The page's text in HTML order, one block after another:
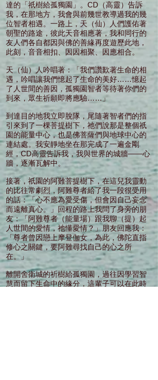
達的「祇樹給孤獨園」。CD（高靈）告訴
我，在那地方，我會與前幾世教導過我的幾
位智者相遇。一路上，天（仙）人們護佑著
朝聖的路途，彼此天音相應著，我和同行的
友人們各自都因與佛的善緣再度遊歷此地，
此刻，音音相扣、因因相聚、因應相合。
天（仙）人吟唱著：「我們讚歎著生命的相
遇，吟唱讓我們憶起了生命的美好……憶起
了人世間的善因，孤獨園智者等待著你們的
到來，眾生祈願即將應驗……」
到達目的地我立即脫隊，尾隨著智者們的指
引來到了一棵菩提樹下，祂們說那是整個祇
園的能量中心，也是佛菩薩們與地球中心的
連結處。我安靜地坐在那完成了一遍金剛
經，CD高靈告訴我，我與世界的城牆――心
牆，逐漸瓦解中。
接著，祇園的阿難菩提樹下，在這兒我靈動
的比往常劇烈，阿難尊者給了我一段很受用
的話：「心不應為愛受傷，但會因自己妄念
而遠離真心。」回程的路上我問了身旁的朋
友：「阿難尊者（能量場）跟我聊（提）起
人世間的愛情，祂懂愛情？」朋友回應我：
「尊者曾因戀上摩登伽女，為此，佛陀直指
修心之關鍵，要阿難尋找自己的心之所
在。」
離開舍衛城的祈樹給孤獨園，過往因學習智
慧而留下生命中的緣分，這輩子可以在此時